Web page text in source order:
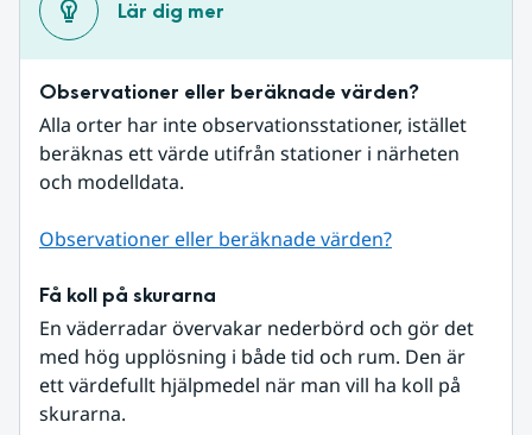
Lär dig mer
Observationer eller beräknade värden?
Alla orter har inte observationsstationer, istället
beräknas ett värde utifrån stationer i närheten
och modelldata.
Observationer eller beräknade värden?
Få koll på skurarna
En väderradar övervakar nederbörd och gör det
med hög upplösning i både tid och rum. Den är
ett värdefullt hjälpmedel när man vill ha koll på
skurarna.